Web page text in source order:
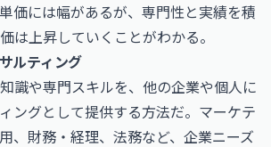
価には幅があるが、専門性と実績を積
は上昇していくことがわかる。
ルティング
識や専門スキルを、他の企業や個人に
ングとして提供する方法だ。マーケテ
、財務・経理、法務など、企業ニーズ